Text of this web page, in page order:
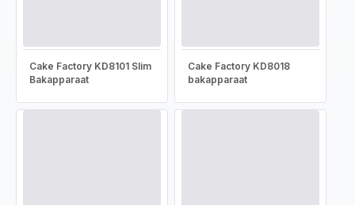
Cake Factory KD8101 Slim
Bakapparaat
Cake Factory KD8018
bakapparaat